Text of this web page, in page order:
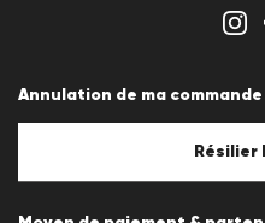
Système de dénonciation
Mentions légales
Politique en matière de
Paramètres des cookies
Annulation de ma commande
Résilier